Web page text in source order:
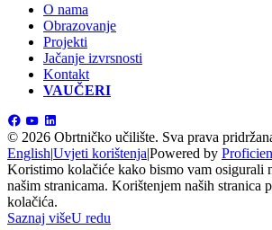
O nama
Obrazovanje
Projekti
Jačanje izvrsnosti
Kontakt
VAUČERI
© 2026 Obrtničko učilište. Sva prava
English|Uvjeti korištenja|Powered by
Koristimo kolačiće kako bismo vam osigurali
našim stranicama. Korištenjem naših stranica
kolačića.
Saznaj višeU redu